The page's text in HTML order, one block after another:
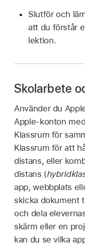
Slutför och
att du förstår
lektion.
Skolarbete
Använder du
Apple‑konton
Klassrum för
Klassrum för att
distans, eller
distans (
app, webbplats
skicka dokument
och dela
skärm eller en
kan du se vilka